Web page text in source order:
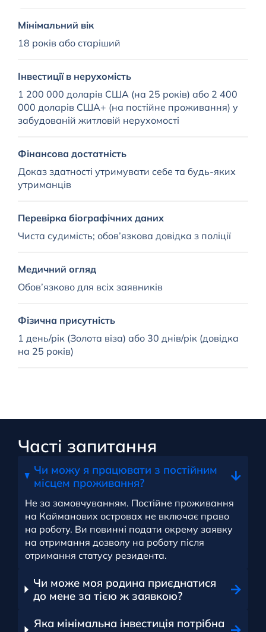
Мінімальний вік
18 років або старіший
Інвестиції в нерухомість
1 200 000 доларів США (на 25 років) або 2 400
000 доларів США+ (на постійне проживання) у
забудованій житловій нерухомості
Фінансова достатність
Доказ здатності утримувати себе та будь-яких
утриманців
Перевірка біографічних даних
Чиста судимість; обов’язкова довідка з поліції
Медичний огляд
Обов’язково для всіх заявників
Фізична присутність
1 день/рік (Золота віза) або 30 днів/рік (довідка
на 25 років)
Часті запитання
Чи можу я працювати з постійним
місцем проживання?
Не за замовчуванням. Постійне проживання
на Кайманових островах не включає право
на роботу. Ви повинні подати окрему заявку
на отримання дозволу на роботу після
отримання статусу резидента.
Чи може моя родина приєднатися
до мене за тією ж заявкою?
Яка мінімальна інвестиція потрібна